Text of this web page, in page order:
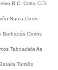
R.C. Celta C.D.
Sarria Curtis
Barbadás Coirós
Taboadela As
Tomiño